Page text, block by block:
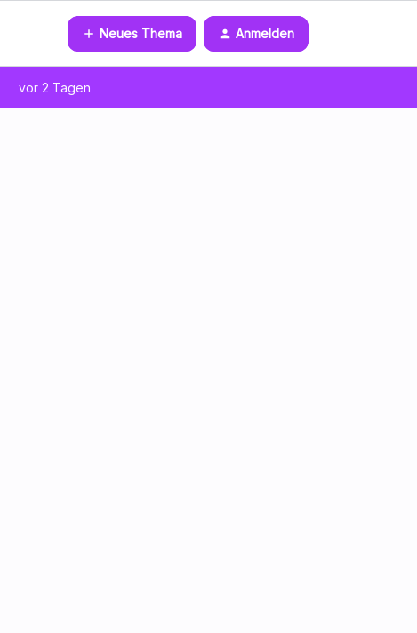
Neues Thema Anmelden
vor 2 Tagen